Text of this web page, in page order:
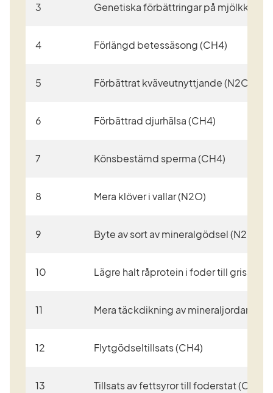
3 Genetiska förbättringar på mjölkkor
4 Förlängd betessäsong (CH4)
5 Förbättrat kväveutnyttjande (N2O)
6 Förbättrad djurhälsa (CH4)
7 Könsbestämd sperma (CH4)
8 Mera klöver i vallar (N2O)
9 Byte av sort av mineralgödsel (N2O)
10 Lägre halt råprotein i foder till grisar
11 Mera täckdikning av mineraljordar
12 Flytgödseltillsats (CH4)
13 Tillsats av fettsyror till foderstat (CH4)